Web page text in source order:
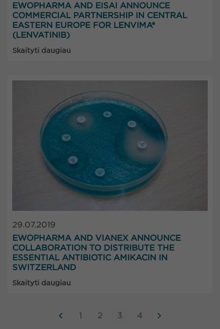
EWOPHARMA AND EISAI ANNOUNCE
COMMERCIAL PARTNERSHIP IN CENTRAL
EASTERN EUROPE FOR LENVIMA®
(LENVATINIB)
Skaityti daugiau
29.07.2019
EWOPHARMA AND VIANEX ANNOUNCE
COLLABORATION TO DISTRIBUTE THE
ESSENTIAL ANTIBIOTIC AMIKACIN IN
SWITZERLAND
Skaityti daugiau
1 2 3 4